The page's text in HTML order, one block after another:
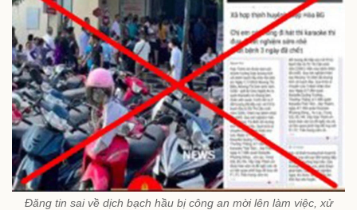
Đăng tin sai về dịch bạch hầu bị công an mời lên làm việc, xử